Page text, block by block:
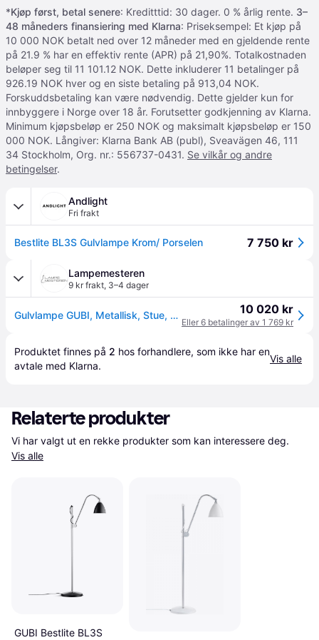
*Kjøp først, betal senere: Kreditttid: 30 dager. 0 % årlig rente. 3–
48 måneders finansiering med Klarna: Priseksempel: Et kjøp på
10 000 NOK betalt ned over 12 måneder med en gjeldende rente
på 21.9 % har en effektiv rente (APR) på 21,90%. Totalkostnaden
beløper seg til 11 101.12 NOK. Dette inkluderer 11 betalinger på
926.19 NOK hver og en siste betaling på 913,04 NOK.
Forskuddsbetaling kan være nødvendig. Dette gjelder kun for
innbyggere i Norge over 18 år. Forutsetter godkjenning av Klarna.
Minimum kjøpsbeløp er 250 NOK og maksimalt kjøpsbeløp er 150
000 NOK. Långiver: Klarna Bank AB (publ), Sveavägen 46, 111
34 Stockholm, Org. nr.: 556737-0431. Se vilkår og andre
betingelser.
Andlight
Fri frakt
Bestlite BL3S Gulvlampe Krom/ Porselen 7 750 kr
Lampemesteren
9 kr frakt, 3–4 dager
Gulvlampe GUBI, Metallisk, Stue, Metall 10 020 kr
Eller 6 betalinger av 1 769 kr
Produktet finnes på 2 hos forhandlere, som ikke har en
avtale med Klarna.
Vis alle
Relaterte produkter
Vis alle
GUBI Bestlite BL3S